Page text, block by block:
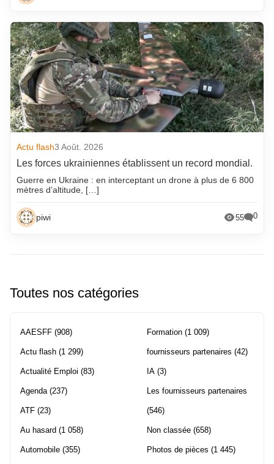
Actu flash3 Août. 2026
Les forces ukrainiennes établissent un record mondial.
Guerre en Ukraine : en interceptant un drone à plus de 6 800
mètres d’altitude, […]
piwi 55 0
Toutes nos catégories
AAESFF (908)
Actu flash (1 299)
Actualité Emploi (83)
Agenda(237)
ATF (23)
Au hasard (1 058)
Automobile (355)
Formation (1 009)
fournisseurs partenaires (42)
IA (3)
Les fournisseurs partenaires
(546)
Non classée (658)
Photos de pièces (1 445)